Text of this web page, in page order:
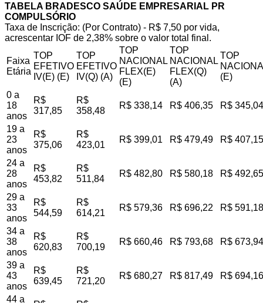
TABELA BRADESCO SAÚDE EMPRESARIAL PR
COMPULSÓRIO
Taxa de Inscrição: (Por Contrato) - R$ 7,50 por vida,
acrescentar IOF de 2,38% sobre o valor total final.
Faixa
Etária
TOP
EFETIVO
IV(E) (E)
TOP
EFETIVO
IV(Q) (A)
TOP
NACIONAL
FLEX(E)
(E)
TOP
NACIONAL
FLEX(Q)
(A)
TOP
(E)
0 a
18
anos
R$
317,85
R$
358,48
R$ 338,14 R$ 406,35 R$ 345,04
19 a
23
anos
R$
375,06
R$
423,01
R$ 399,01 R$ 479,49 R$ 407,15
24 a
28
anos
R$
453,82
R$
511,84
R$ 482,80 R$ 580,18 R$ 492,65
29 a
33
anos
R$
544,59
R$
614,21
R$ 579,36 R$ 696,22 R$ 591,18
34 a
38
anos
R$
620,83
R$
700,19
R$ 660,46 R$ 793,68 R$ 673,94
39 a
43
anos
R$
639,45
R$
721,20
R$ 680,27 R$ 817,49 R$ 694,16
44 a